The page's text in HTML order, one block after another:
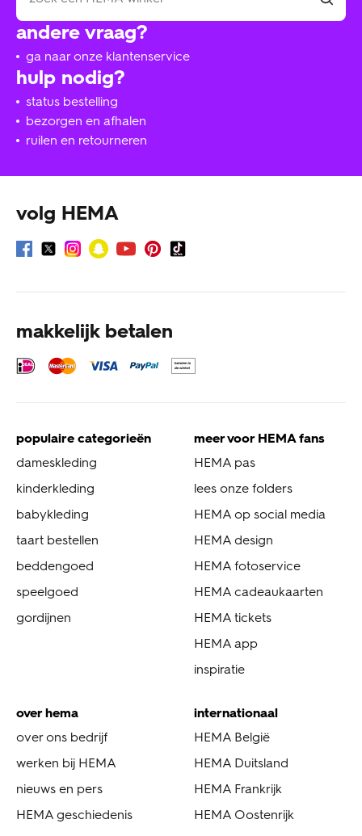
hulp nodig?
status bestelling
bezorgen en afhalen
ruilen en retourneren
andere vraag?
ga naar onze klantenservice
volg HEMA
makkelijk betalen
populaire categorieën
dameskleding
kinderkleding
babykleding
taart bestellen
beddengoed
speelgoed
gordijnen
meer voor HEMA fans
HEMA pas
lees onze folders
HEMA op social media
HEMA design
HEMA fotoservice
HEMA cadeaukaarten
HEMA tickets
HEMA app
inspiratie
over hema
over ons bedrijf
werken bij HEMA
nieuws en pers
HEMA geschiedenis
internationaal
HEMA België
HEMA Duitsland
HEMA Frankrijk
HEMA Oostenrijk